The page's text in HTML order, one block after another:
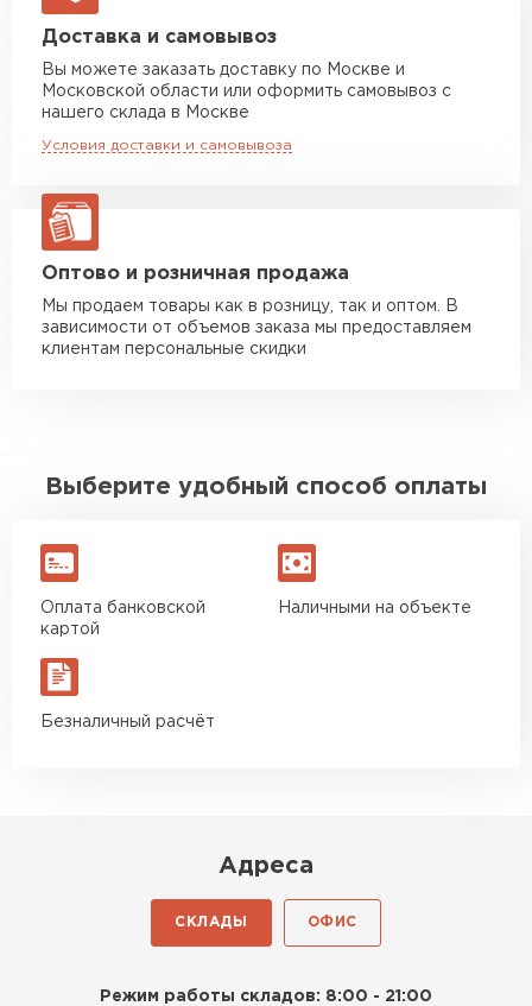
Манипулятор до 5 тн
Манипулятор до 10 тн
макс. длина груза 8 м
макс. длина груза 13,5 м
ЗАКАЗАТЬ С ДОСТАВКОЙ
Доставка и самовывоз
Вы можете заказать доставку по Москве и
Московской области или оформить самовывоз с
нашего склада в Москве
Условия доставки и самовывоза
Оптово и розничная продажа
Мы продаем товары как в розницу, так и оптом. В
зависимости от объемов заказа мы предоставляем
клиентам персональные скидки
Выберите удобный способ оплаты
Оплата банковской
картой
Наличными на объекте
Безналичный расчёт
Адреса
СКЛАДЫ ОФИС
Режим работы складов: 8:00 - 21:00